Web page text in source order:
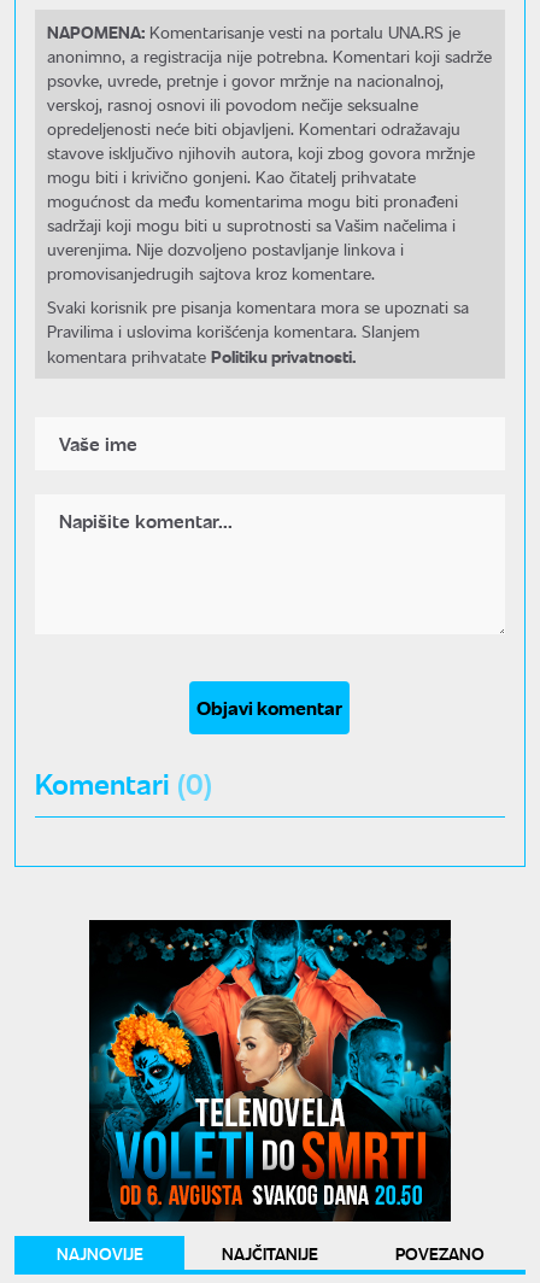
NAPOMENA: Komentarisanje vesti na portalu UNA.RS je
anonimno, a registracija nije potrebna. Komentari koji sadrže
psovke, uvrede, pretnje i govor mržnje na nacionalnoj,
verskoj, rasnoj osnovi ili povodom nečije seksualne
opredeljenosti neće biti objavljeni. Komentari odražavaju
stavove isključivo njihovih autora, koji zbog govora mržnje
mogu biti i krivično gonjeni. Kao čitatelj prihvatate
mogućnost da među komentarima mogu biti pronađeni
sadržaji koji mogu biti u suprotnosti sa Vašim načelima i
uverenjima. Nije dozvoljeno postavljanje linkova i
promovisanjedrugih sajtova kroz komentare.
Svaki korisnik pre pisanja komentara mora se upoznati sa
Pravilima i uslovima korišćenja komentara. Slanjem
komentara prihvatate Politiku privatnosti.
Objavi komentar
Komentari (0)
NAJNOVIJE NAJČITANIJE
POVEZANO